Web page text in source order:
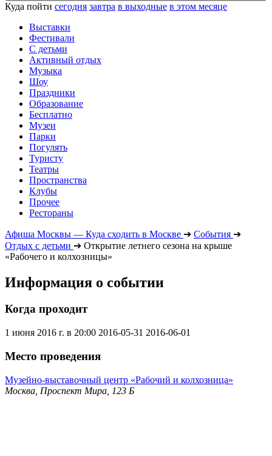
Куда пойти сегодня завтра в выходные в этом месяце
Выставки
Фестивали
С детьми
Активный отдых
Музыка
Шоу
Праздники
Образование
Бесплатно
Музеи
Парки
Погулять
Туристу
Театры
Пространства
Клубы
Прочее
Рестораны
Афиша Москвы — Куда сходить в Москве ➔ События ➔
Отдых с детьми ➔ Открытие летнего сезона на крыше
«Рабочего и колхозницы»
Информация о событии
Когда проходит
1 июня 2016 г. в 20:00 2016-05-31 2016-06-01
Место проведения
Музейно-выставочный центр «Рабочий и колхозница»
Москва, Проспект Мира, 123 Б